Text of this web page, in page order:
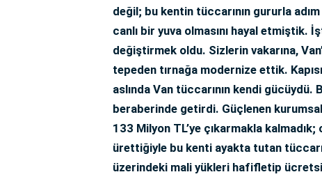
değil; bu kentin tüccarının gururla
canlı bir yuva olmasını hayal etmiştik.
değiştirmek oldu. Sizlerin vakarına,
tepeden tırnağa modernize ettik.
aslında Van tüccarının kendi gücüydü.
beraberinde getirdi. Güçlenen
133 Milyon TL’ye çıkarmakla
ürettiğiyle bu kenti ayakta tutan
üzerindeki mali yükleri hafifletip